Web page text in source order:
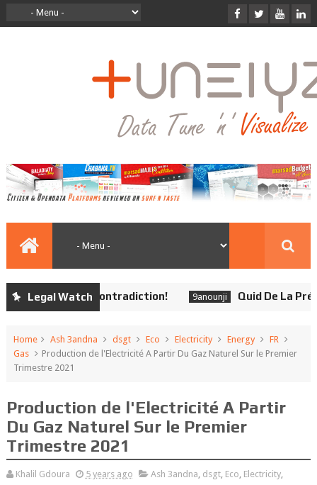
Legal Watch
Aucune Contradiction! 9anounji Quid De La
Home Ash 3andna dsgt Eco Electricity Energy
FR
Gas
Production de l'Electricité A Partir Du Gaz Naturel Sur le Premier
Trimestre 2021
Production de l'Electricité A Partir
Du Gaz Naturel Sur le Premier
Trimestre 2021
Khalil Gdoura 5 years ago Ash 3andna, dsgt, Eco, Electricity,